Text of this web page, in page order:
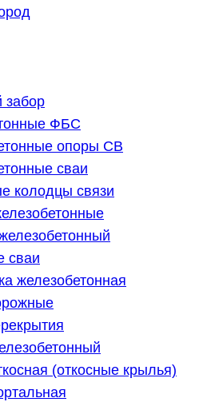
забор
ФБС
опоры СВ
сваи
колодцы связи
сваи
железобетонная
(откосные крылья)